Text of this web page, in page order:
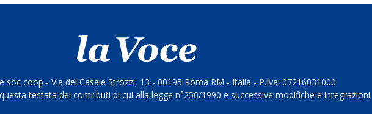
soc coop - Via del Casale Strozzi, 13 - 00195 Roma RM - Italia - P.Iva: 07216031000
testata dei contributi di cui alla legge n°250/1990 e successive modifiche e integrazioni.